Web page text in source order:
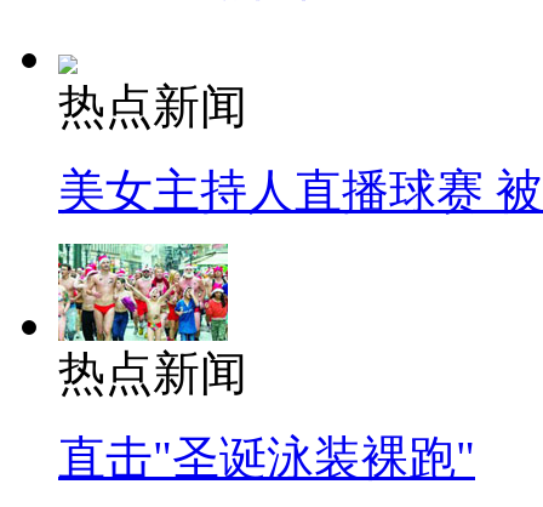
热点新闻
美女主持人直播球赛
热点新闻
直击"圣诞泳装裸跑"